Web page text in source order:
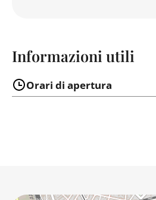
Informazioni utili
Orari di apertura